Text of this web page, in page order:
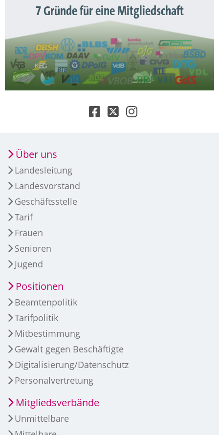
7 Gründe für eine Mitgliedschaft
Über uns
Landesleitung
Landesvorstand
Geschäftsstelle
Tarif
Frauen
Senioren
Jugend
Positionen
Beamtenpolitik
Tarifpolitik
Mitbestimmung
Gewalt gegen Beschäftigte
Digitalisierung/Datenschutz
Personalvertretung
Mitgliedsverbände
Unmittelbare